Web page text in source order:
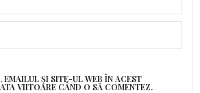
EMAILUL ȘI SITE-UL WEB ÎN ACEST
VIITOARE CÂND O SĂ COMENTEZ.